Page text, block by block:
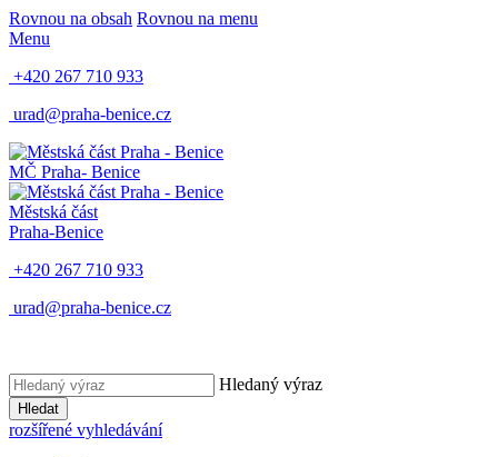
Rovnou na obsah Rovnou na menu
Menu
+420 267 710 933
urad@praha-benice.cz
MČ Praha- Benice
Městská část
Praha-Benice
+420 267 710 933
urad@praha-benice.cz
Hledaný výraz
Hledat
rozšířené vyhledávání